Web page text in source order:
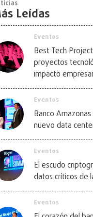
Leídas
Eventos
Best Tech
proyectos
impacto
Eventos
Banco
nuevo data
Eventos
El escudo
datos críticos de
Eventos